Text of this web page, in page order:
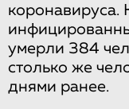
коронавируса.
умерли 384
столько же
днями ранее.